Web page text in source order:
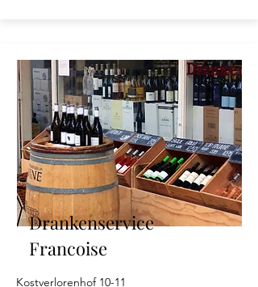
Drankenservice
Francoise
Kostverlorenhof 10-11